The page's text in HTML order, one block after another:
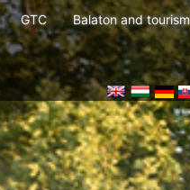
GTC Balaton and tourism